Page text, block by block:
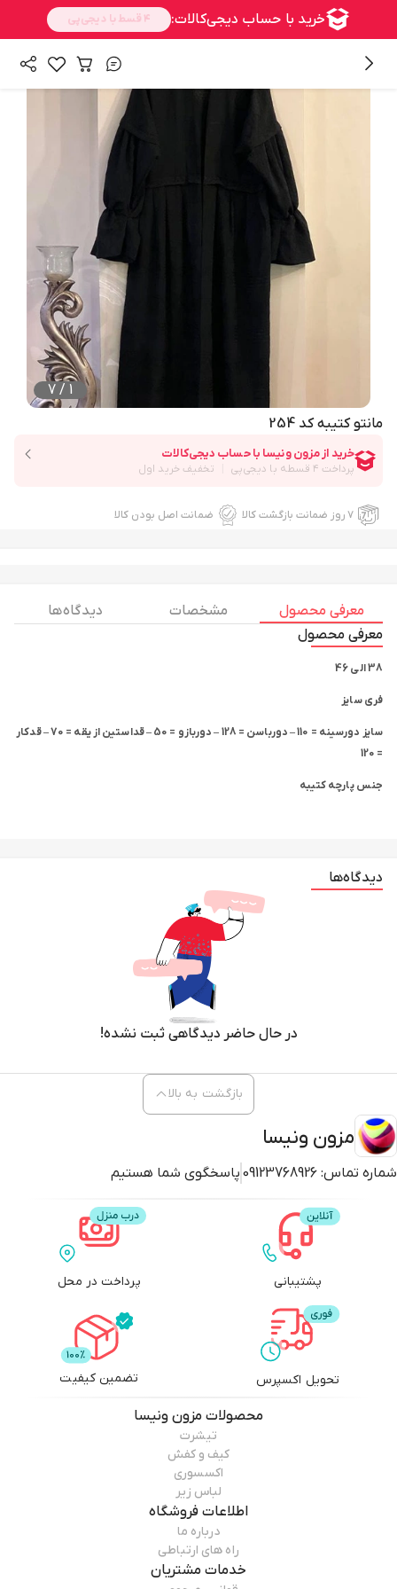
1
/
7
مانتو کتیبه کد 254
۷ روز ضمانت بازگشت کالا ضمانت اصل بودن کالا
معرفی محصول مشخصات
دیدگاه ها
معرفی محصول
38 الی 46
فری سایز
سایز دورسینه = 110 – دورباسن = 128 – دوربازو = 50 – قداستین از یقه = 70 – قدکار
= 120
جنس پارچه کتیبه
دیدگاه‌ها
در حال حاضر دیدگاهی ثبت نشده!
مزون ونیسا
شماره تماس: 09123768926 پاسخگوی شما هستیم
بازگشت به بالا
پشتیبانی پرداخت در محل
تحویل اکسپرس تضمین کیفیت
محصولات مزون ونیسا
تیشرت
کیف و کفش
اکسسوری
لباس زیر
اطلاعات فروشگاه
درباره ما
راه های ارتباطی
خدمات مشتریان